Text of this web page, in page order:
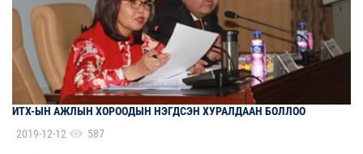
ИТХ-ЫН АЖЛЫН ХОРООДЫН НЭГДСЭН ХУРАЛДААН БОЛЛОО
2019-12-12
587